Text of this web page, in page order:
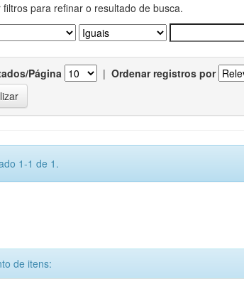
filtros para refinar o resultado de busca.
Página | Ordenar registros por
1-1 de 1.
de itens: